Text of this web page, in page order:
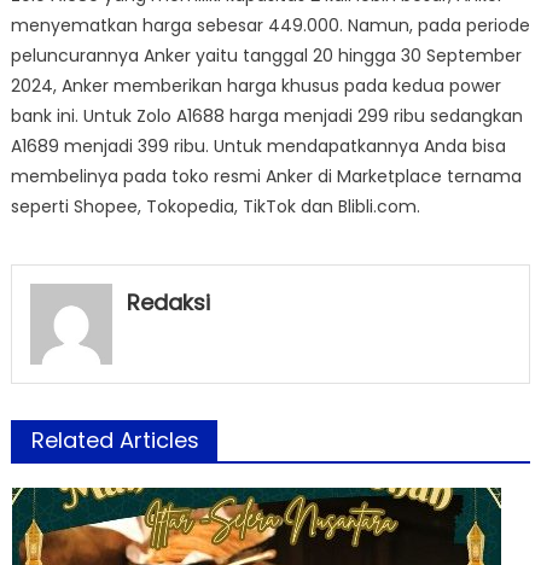
menyematkan harga sebesar 449.000. Namun, pada periode
peluncurannya Anker yaitu tanggal 20 hingga 30 September
2024, Anker memberikan harga khusus pada kedua power
bank ini. Untuk Zolo A1688 harga menjadi 299 ribu sedangkan
A1689 menjadi 399 ribu. Untuk mendapatkannya Anda bisa
membelinya pada toko resmi Anker di Marketplace ternama
seperti Shopee, Tokopedia, TikTok dan Blibli.com.
Redaksi
Related Articles